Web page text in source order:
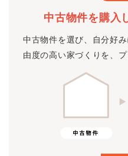
中古物件を購入
中古物件を選び、自分好
由度の高い家づくりを、